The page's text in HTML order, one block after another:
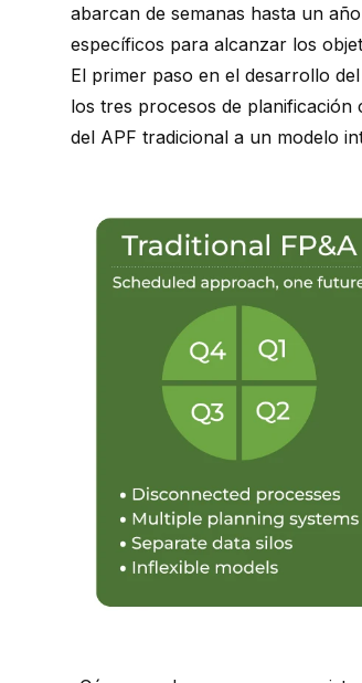
abarcan de semanas hasta un
específicos para alcanzar los
El primer paso en el desarrollo
los tres procesos de planificación
del APF tradicional a un modelo